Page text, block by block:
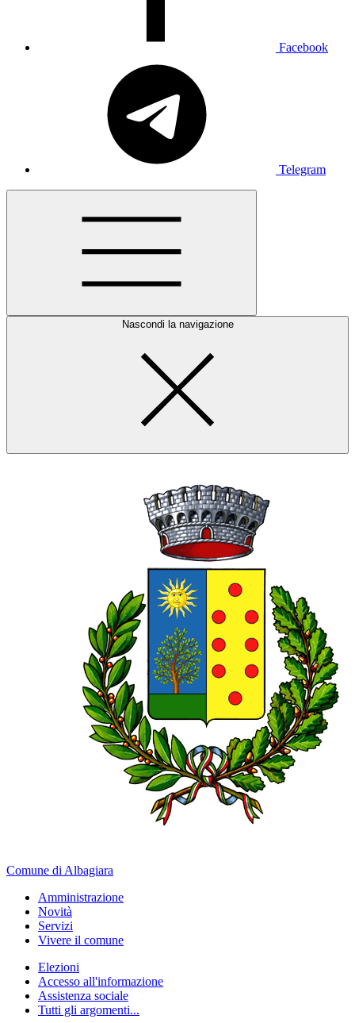
Facebook
Telegram
Nascondi la navigazione
Comune di Albagiara
Amministrazione
Novità
Servizi
Vivere il comune
Elezioni
Accesso all'informazione
Assistenza sociale
Tutti gli argomenti...